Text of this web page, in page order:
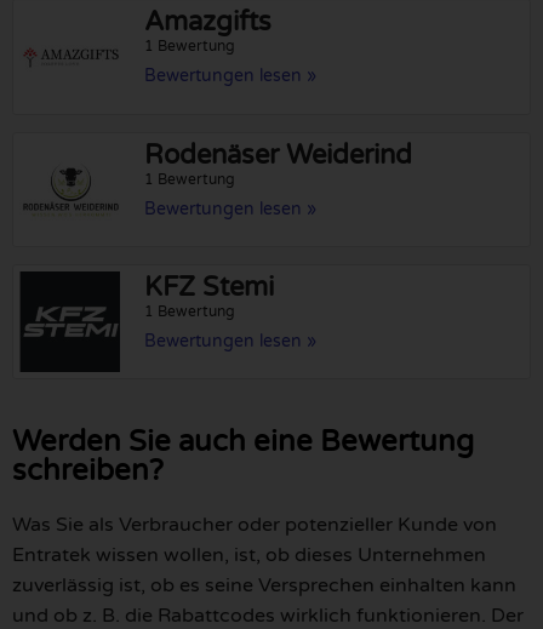
Amazgifts
1 Bewertung
Bewertungen lesen »
Rodenäser Weiderind
1 Bewertung
Bewertungen lesen »
KFZ Stemi
1 Bewertung
Bewertungen lesen »
Werden Sie auch eine Bewertung
schreiben?
Was Sie als Verbraucher oder potenzieller Kunde von
Entratek wissen wollen, ist, ob dieses Unternehmen
zuverlässig ist, ob es seine Versprechen einhalten kann
und ob z. B. die Rabattcodes wirklich funktionieren. Der